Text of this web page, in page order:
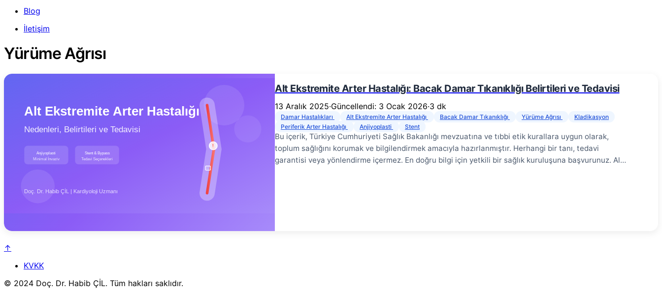
Blog
İletişim
Yürüme Ağrısı
Alt Ekstremite Arter Hastalığı: Bacak Damar Tıkanıklığı Belirtileri ve Tedavisi
13 Aralık 2025·Güncellendi: 3 Ocak 2026·3 dk
Damar Hastalıkları Alt Ekstremite Arter Hastalığı Bacak Damar Tıkanıklığı Yürüme Ağrısı
Kladikasyon
Periferik Arter Hastalığı
Anjiyoplasti Stent
Bu içerik, Türkiye Cumhuriyeti Sağlık Bakanlığı mevzuatına ve tıbbi etik kurallara uygun olarak,
toplum sağlığını korumak ve bilgilendirmek amacıyla hazırlanmıştır. Herhangi bir tanı, tedavi
garantisi veya yönlendirme içermez. En doğru bilgi için yetkili bir sağlık kuruluşuna başvurunuz. Alt
↑
KVKK
© 2024 Doç. Dr. Habib ÇİL. Tüm hakları saklıdır.